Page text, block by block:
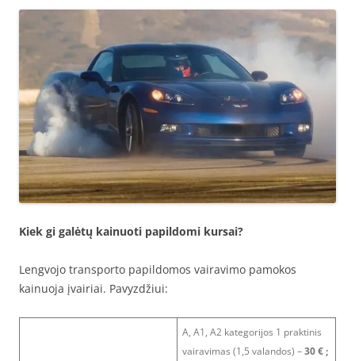
Kiek gi galėtų kainuoti papildomi kursai?
Lengvojo transporto papildomos vairavimo pamokos
kainuoja įvairiai. Pavyzdžiui:
A, A1, A2 kategorijos 1 praktinis
vairavimas (1,5 valandos) –30 € ;